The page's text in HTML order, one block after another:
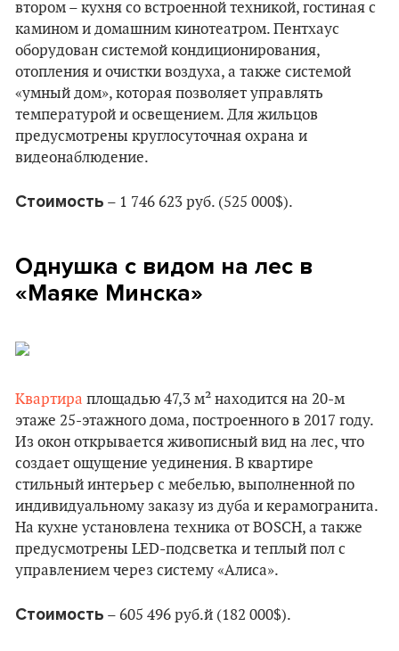
втором – кухня со встроенной техникой, гостиная с
камином и домашним кинотеатром. Пентхаус
оборудован системой кондиционирования,
отопления и очистки воздуха, а также системой
«умный дом», которая позволяет управлять
температурой и освещением. Для жильцов
предусмотрены круглосуточная охрана и
видеонаблюдение.
Стоимость – 1 746 623 руб. (525 000$).
Однушка с видом на лес в
«Маяке Минска»
Квартира площадью 47,3 м² находится на 20-м
этаже 25-этажного дома, построенного в 2017 году.
Из окон открывается живописный вид на лес, что
создает ощущение уединения. В квартире
стильный интерьер с мебелью, выполненной по
индивидуальному заказу из дуба и керамогранита.
На кухне установлена техника от BOSCH, а также
предусмотрены LED-подсветка и теплый пол с
управлением через систему «Алиса».
Стоимость – 605 496 руб.й (182 000$).